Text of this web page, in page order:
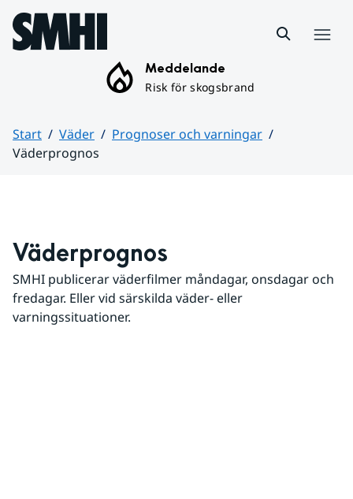
Hoppa till sidans innehåll
Meddelande
Risk för skogsbrand
Start Väder
Prognoser och varningar
Väderprognos
Väderprognos
SMHI publicerar väderfilmer måndagar, onsdagar och
fredagar. Eller vid särskilda väder- eller
varningssituationer.